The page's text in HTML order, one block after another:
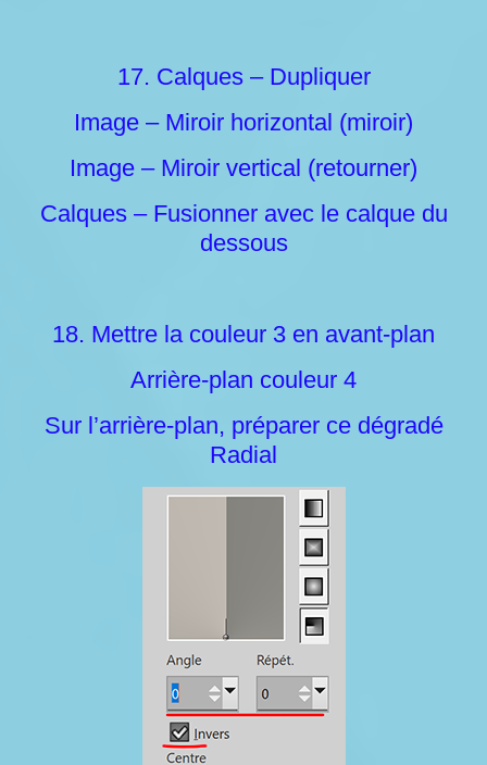
17. Calques – Dupliquer
Image – Miroir horizontal (miroir)
Image – Miroir vertical (retourner)
Calques – Fusionner avec le calque du
dessous
18. Mettre la couleur 3 en avant-plan
Arrière-plan couleur 4
Sur l’arrière-plan, préparer ce dégradé
Radial